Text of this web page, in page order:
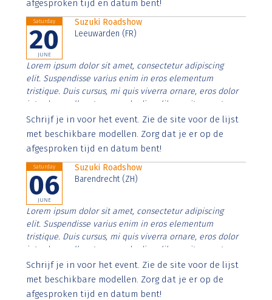
afgesproken tijd en datum bent!
Saturday
20
JUNE
Suzuki Roadshow
Leeuwarden (FR)
Lorem ipsum dolor sit amet, consectetur adipiscing
elit. Suspendisse varius enim in eros elementum
tristique. Duis cursus, mi quis viverra ornare, eros dolor
interdum nulla, ut commodo diam libero vitae erat.
Aenean faucibus nibh et justo cursus id rutrum lorem
imperdiet. Nunc ut sem vitae risus tristique posuere.
Schrijf je in voor het event. Zie de site voor de lijst
met beschikbare modellen. Zorg dat je er op de
afgesproken tijd en datum bent!
Saturday
06
JUNE
Suzuki Roadshow
Barendrecht (ZH)
Lorem ipsum dolor sit amet, consectetur adipiscing
elit. Suspendisse varius enim in eros elementum
tristique. Duis cursus, mi quis viverra ornare, eros dolor
interdum nulla, ut commodo diam libero vitae erat.
Aenean faucibus nibh et justo cursus id rutrum lorem
imperdiet. Nunc ut sem vitae risus tristique posuere.
Schrijf je in voor het event. Zie de site voor de lijst
met beschikbare modellen. Zorg dat je er op de
afgesproken tijd en datum bent!